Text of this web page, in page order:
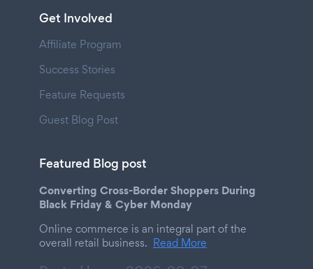
Get Involved
Affiliate Program
Success Stories
Feature Requests
Guest Blog Post
Featured Blog post
Converting Cross-Border Shoppers During
Black Friday & Cyber Monday
Online commerce is an integral part of the
overall retail business. Read More